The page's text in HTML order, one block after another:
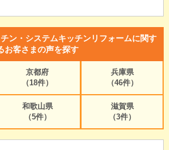
ン・システムキッチンリフォームに関す
お客さまの声を探す
京都府
（18件）
兵庫県
（46件）
和歌山県
（5件）
滋賀県
（3件）